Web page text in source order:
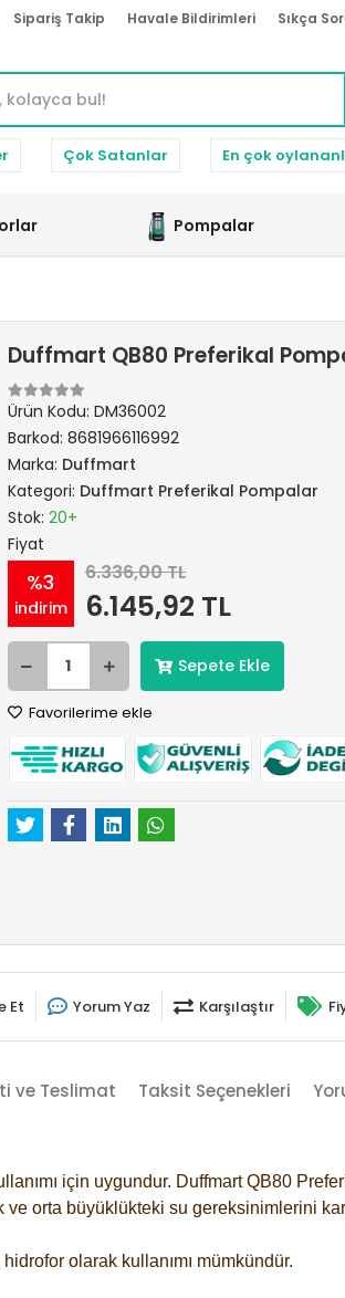
Sipariş Takip Havale Bildirimleri Sıkça
Çok Satanlar En çok
Pompalar
Duffmart QB80 Preferikal
Ürün Kodu: DM36002
Barkod: 8681966116992
Marka: Duffmart
Kategori: Duffmart Preferikal Pompalar
Stok: 20+
Fiyat
%3
indirim
6.336,00 TL
6.145,92 TL
Sepete Ekle
Favorilerime ekle
Et Yorum Yaz Karşılaştır
ve Teslimat Taksit Seçenekleri
için uygundur. Duffmart QB80
orta büyüklükteki su gereksinimlerini
olarak kullanımı mümkündür.